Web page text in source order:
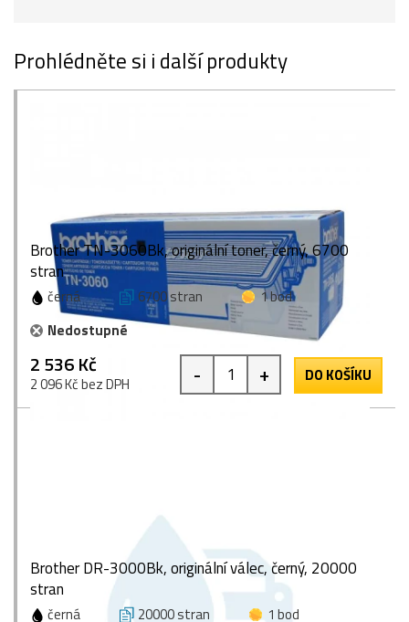
Prohlédněte si i další produkty
Brother TN-3060Bk, originální toner, černý, 6700
stran
černá 6700 stran
1 bod
Nedostupné
2 536 Kč
2 096 Kč bez DPH - + DO KOŠÍKU
Brother DR-3000Bk, originální válec, černý, 20000
stran
černá 20000 stran 1 bod